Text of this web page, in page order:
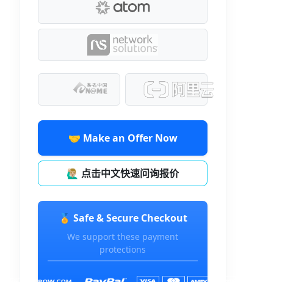
🤝 Make an Offer Now
🙋🏼‍♂️ 点击中文快速问询报价
🏅 Safe & Secure Checkout
We support these payment
protections